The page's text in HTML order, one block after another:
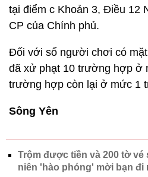
tại điểm c Khoản 3, Điều 12
CP của Chính phủ.
Đối với số người chơi có
đã xử phạt 10 trường hợp ở
trường hợp còn lại ở mức 1
Sông Yên
Trộm được tiền và 200 tờ vé
niên 'hào phóng' mời bạn đi